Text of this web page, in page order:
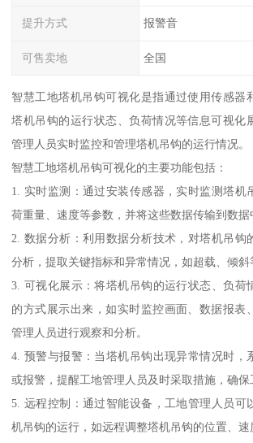
提升方式 报警音
可售卖地 全国
智慧工地塔机吊钩可视化是指通过使用传感器
塔机吊钩的运行状态、负荷情况等信息可视化
管理人员实时监控和管理塔机吊钩的运行情况。
智慧工地塔机吊钩可视化的主要功能包括：
1. 实时监测：通过安装传感器，实时监测塔机
荷重量、速度等参数，并将这些数据传输到数据
2. 数据分析：利用数据分析技术，对塔机吊钩
分析，提取关键指标和异常情况，如超载、倾斜
3. 可视化展示：将塔机吊钩的运行状态、负荷
的方式展示出来，如实时监控画面、数据报表
管理人员进行观察和分析。
4. 预警与报警：当塔机吊钩出现异常情况时，
或报警，提醒工地管理人员及时采取措施，确保
5. 远程控制：通过智能设备，工地管理人员可
机吊钩的运行，如远程调整塔机吊钩的位置、速